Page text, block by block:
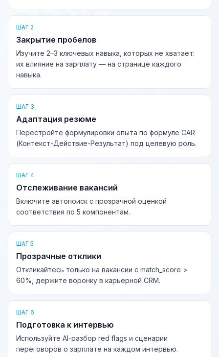
ШАГ 2
Закрытие пробелов
Изучите 2–3 ключевых навыка, которых не хватает:
их влияние на зарплату — на странице каждого
навыка.
ШАГ 3
Адаптация резюме
Перестройте формулировки опыта по формуле CAR
(Контекст-Действие-Результат) под целевую роль.
ШАГ 4
Отслеживание вакансий
Включите автопоиск с прозрачной оценкой
соответствия по 5 компонентам.
ШАГ 5
Прозрачные отклики
Откликайтесь только на вакансии с match_score >
60%, держите воронку в карьерной CRM.
ШАГ 6
Подготовка к интервью
Используйте AI-разбор red flags и сценарии
переговоров о зарплате на каждом интервью.